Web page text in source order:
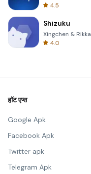
4.5
Shizuku
Xingchen & Rikka
4.0
हॉट एप्स
Google Apk
Facebook Apk
Twitter apk
Telegram Apk